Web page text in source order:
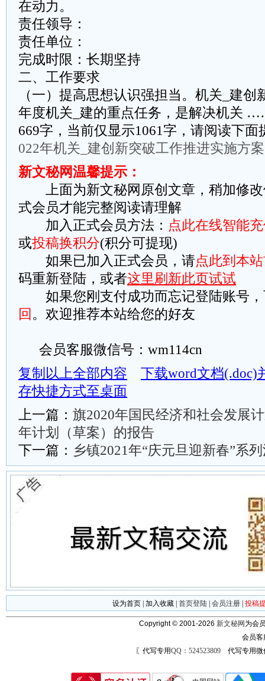
在动力。
责任领导：
责任单位：
完成时限：长期坚持
二、工作要求
（一）提高思想认识强担当。机关_建创
年度机关_建的重点任务，是解决机关
669字，当前仅显示1061字，请阅读下面
022年机关_建创新突破工作推进实施方
新文秘网温馨提示：
上面为新文秘网原创文章，稍加修改
式会员才能完整阅读请理解
加入正式会员方法： 点此在线智能
或投稿换积分(积分可提现)
如果已加入正式会员，请点此到本
码重新登陆，或者这里刷新此页试试
如果您刚支付成功而忘记登陆账号，
回 。欢迎推荐本站给您的好友
会员客服微信号：wm114cn
复制以上全部内容
下载word文档(.doc)
存快捷方式至桌面
上一篇： 旗2020年国民经济和社会发展
年计划（草案）的报告
下一篇： 乡镇2021年“庆元旦迎新春”系
设为首页 加入收藏 首页登陆 会员注册 投稿
Copyright © 2001-2026 新文秘网 为会
会员
〖代写专用QQ：524523809代写专用微